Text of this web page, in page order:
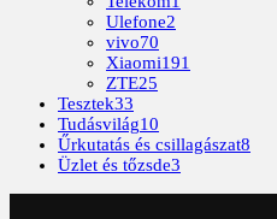
Ulefone2
vivo70
Xiaomi191
ZTE25
Tesztek33
Tudásvilág10
Űrkutatás és csillagászat8
Üzlet és tőzsde3